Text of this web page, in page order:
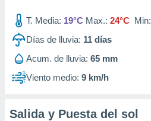
1199T. Media: 19°C Max.: 24°C Min:
Días de lluvia: 11 días
Acum. de lluvia: 65 mm
Viento medio: 9 km/h
Salida y Puesta del sol